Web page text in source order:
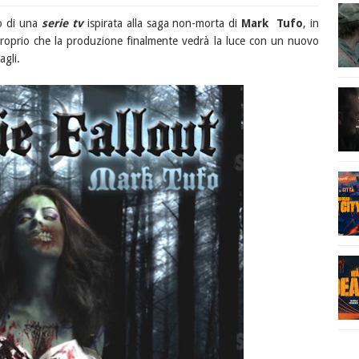
di una serie tvispirata alla saga non-morta di Mark Tufo, in
che la produzione finalmente vedrà la luce con un nuovo